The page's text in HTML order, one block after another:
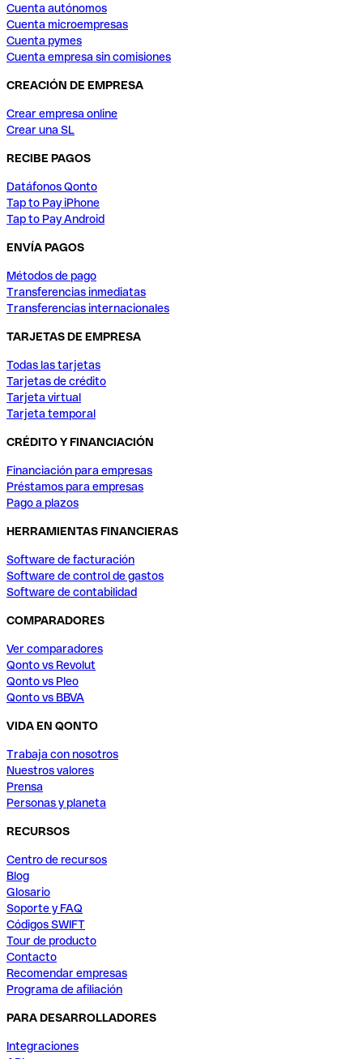
Cuenta autónomos
Cuenta microempresas
Cuenta pymes
Cuenta empresa sin comisiones
CREACIÓN DE EMPRESA
Crear empresa online
Crear una SL
RECIBE PAGOS
Datáfonos Qonto
Tap to Pay iPhone
Tap to Pay Android
ENVÍA PAGOS
Métodos de pago
Transferencias inmediatas
Transferencias internacionales
TARJETAS DE EMPRESA
Todas las tarjetas
Tarjetas de crédito
Tarjeta virtual
Tarjeta temporal
CRÉDITO Y FINANCIACIÓN
Financiación para empresas
Préstamos para empresas
Pago a plazos
HERRAMIENTAS FINANCIERAS
Software de facturación
Software de control de gastos
Software de contabilidad
COMPARADORES
Ver comparadores
Qonto vs Revolut
Qonto vs Pleo
Qonto vs BBVA
VIDA EN QONTO
Trabaja con nosotros
Nuestros valores
Prensa
Personas y planeta
RECURSOS
Centro de recursos
Blog
Glosario
Soporte y FAQ
Códigos SWIFT
Tour de producto
Contacto
Recomendar empresas
Programa de afiliación
PARA DESARROLLADORES
Integraciones